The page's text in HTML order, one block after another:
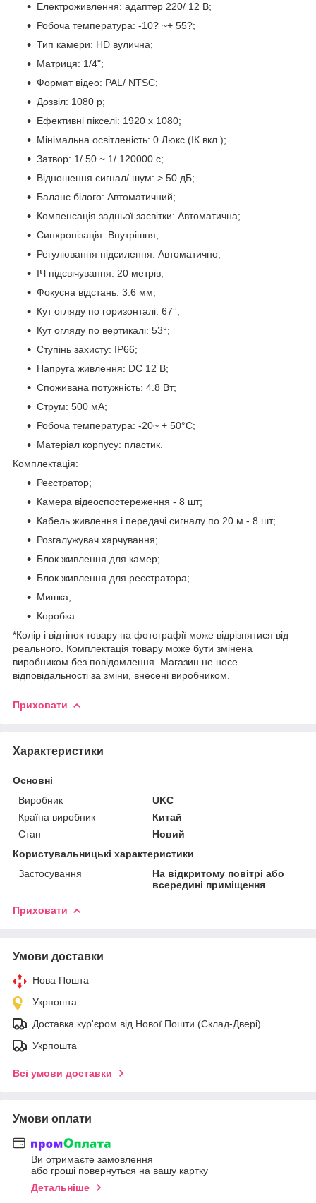
Електроживлення: адаптер 220/ 12 В;
Робоча температура: -10? ~+ 55?;
Тип камери: HD вулична;
Матриця: 1/4";
Формат відео: PAL/ NTSC;
Дозвіл: 1080 p;
Ефективні пікселі: 1920 x 1080;
Мінімальна освітленість: 0 Люкс (ІК вкл.);
Затвор: 1/ 50 ~ 1/ 120000 с;
Відношення сигнал/ шум: > 50 дБ;
Баланс білого: Автоматичний;
Компенсація задньої засвітки: Автоматична;
Синхронізація: Внутрішня;
Регулювання підсилення: Автоматично;
ІЧ підсвічування: 20 метрів;
Фокусна відстань: 3.6 мм;
Кут огляду по горизонталі: 67°;
Кут огляду по вертикалі: 53°;
Ступінь захисту: IP66;
Напруга живлення: DC 12 В;
Споживана потужність: 4.8 Вт;
Струм: 500 мА;
Робоча температура: -20~ + 50°C;
Матеріал корпусу: пластик.
Комплектація:
Реєстратор;
Камера відеоспостереження - 8 шт;
Кабель живлення і передачі сигналу по 20 м - 8 шт;
Розгалужувач харчування;
Блок живлення для камер;
Блок живлення для реєстратора;
Мишка;
Коробка.
*Колір і відтінок товару на фотографії може відрізнятися від
реального. Комплектація товару може бути змінена
виробником без повідомлення. Магазин не несе
відповідальності за зміни, внесені виробником.
Приховати
Характеристики
Основні
Виробник
UKC
Країна виробник
Китай
Стан
Новий
Користувальницькі характеристики
Застосування
На відкритому повітрі або
всередині приміщення
Приховати
Умови доставки
Нова Пошта
Укрпошта
Доставка кур'єром від Нової Пошти (Склад-Двері)
Укрпошта
Всі умови доставки
Умови оплати
Ви отримаєте замовлення
або гроші повернуться на вашу картку
Детальніше